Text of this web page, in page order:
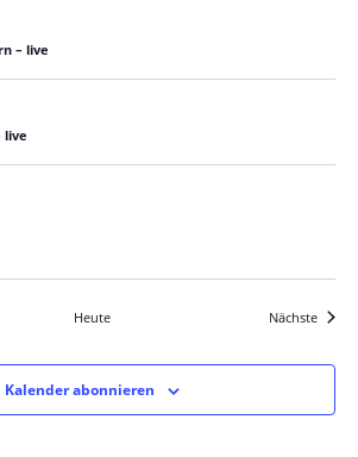
– live
live
Heute Nächste
Kalender abonnieren